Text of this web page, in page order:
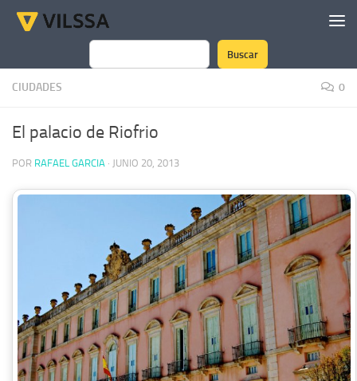
Saltar al contenido
Buscar
Buscar
CIUDADES 0
El palacio de Riofrio
POR RAFAEL GARCIA · JUNIO 20, 2013